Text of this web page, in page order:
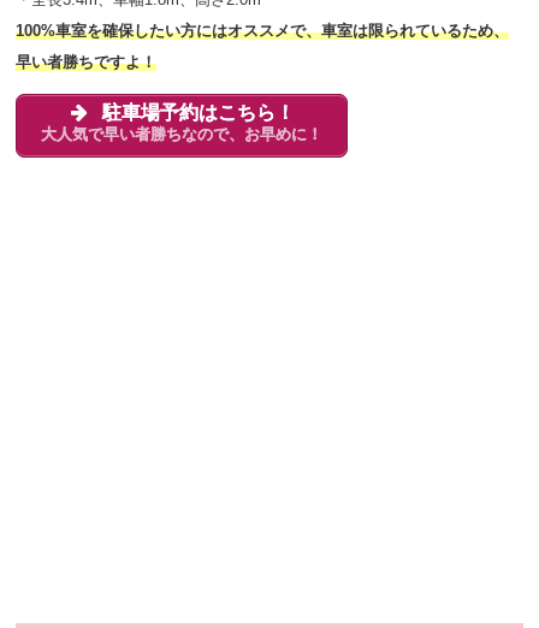
100%車室を確保したい方にはオススメで、車室は限られているため、
早い者勝ちですよ！
駐車場予約はこちら！
大人気で早い者勝ちなので、お早めに！